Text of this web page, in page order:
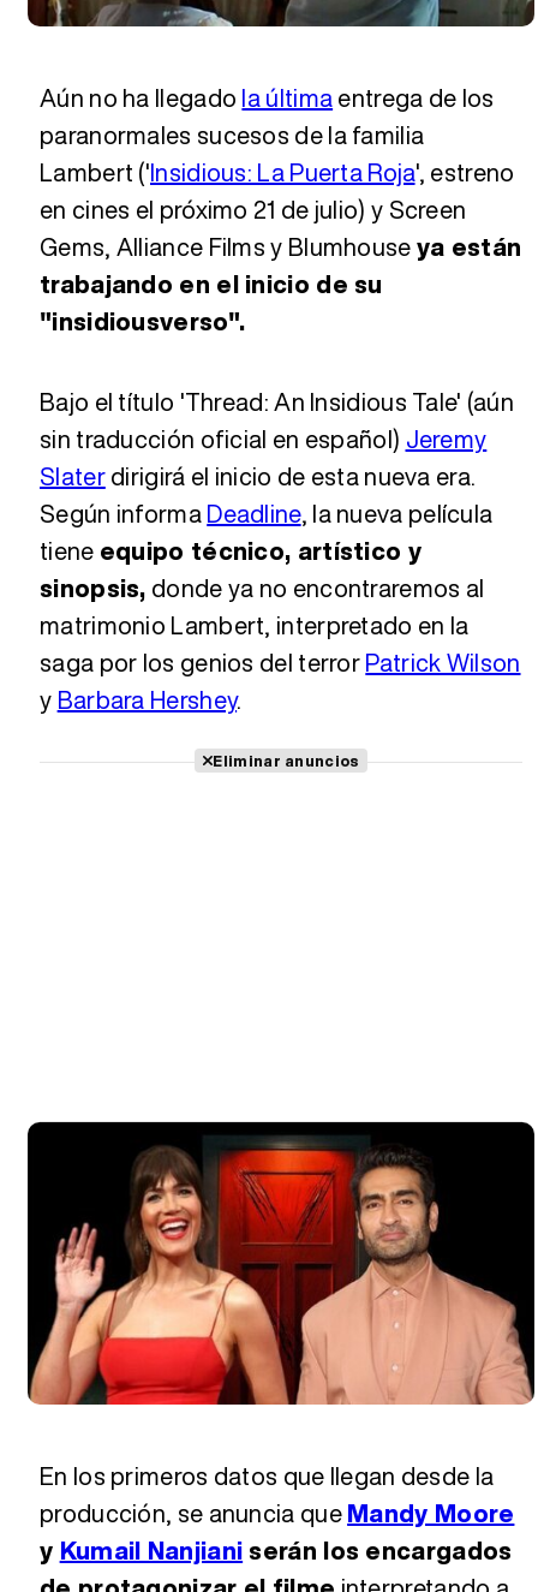
Aún no ha llegado la últimaentrega de los
paranormales sucesos de la familia
Lambert ('Insidious: La Puerta Roja', estreno
en cines el próximo 21 de julio) y Screen
Gems, Alliance Films y Blumhouseya están
trabajando en el inicio de su
"insidiousverso".
Bajo el título 'Thread: An Insidious Tale' (aún
sin traducción oficial en español) Jeremy
Slaterdirigirá el inicio de esta nueva era.
Según informaDeadline, la nueva película
tiene equipo técnico, artístico y
sinopsis, donde ya no encontraremos al
matrimonio Lambert, interpretado en la
saga por los genios del terrorPatrick Wilson
y Barbara Hershey.
Eliminar anuncios
En los primeros datos que llegan desde la
producción, se anuncia queMandy Moore
y Kumail Nanjiani serán los encargados